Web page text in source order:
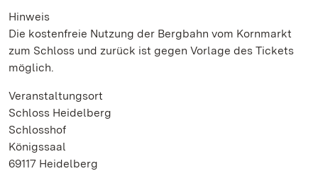
Hinweis
Die kostenfreie Nutzung der Bergbahn vom Kornmarkt
zum Schloss und zurück ist gegen Vorlage des Tickets
möglich.
Veranstaltungsort
Schloss Heidelberg
Schlosshof
Königssaal
69117 Heidelberg